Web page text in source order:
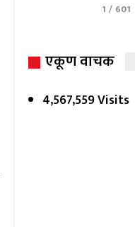
1 / 601
एकूण वाचक
4,567,559 Visits